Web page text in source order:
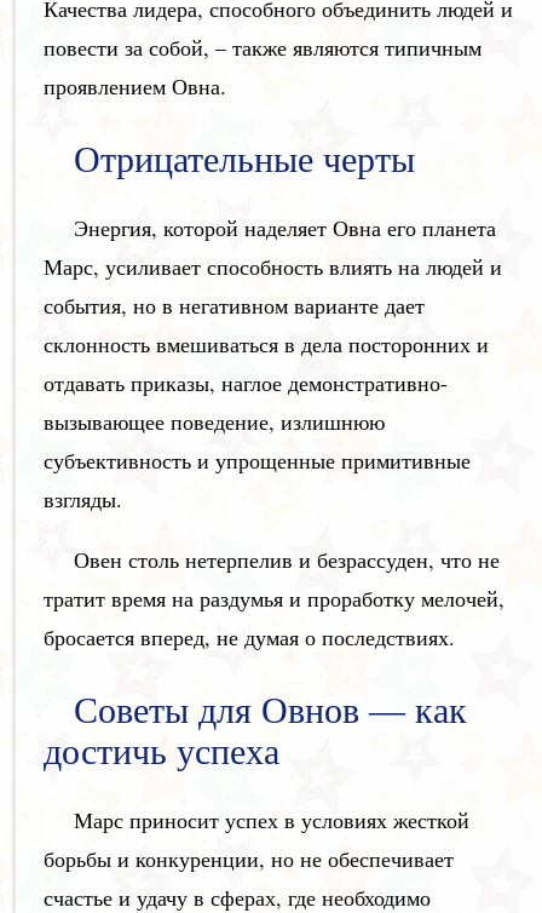
Качества лидера, способного объединить людей и
повести за собой, – также являются типичным
проявлением Овна.
Отрицательные черты
Энергия, которой наделяет Овна его планета
Марс, усиливает способность влиять на людей и
события, но в негативном варианте дает
склонность вмешиваться в дела посторонних и
отдавать приказы, наглое демонстративно-
вызывающее поведение, излишнюю
субъективность и упрощенные примитивные
взгляды.
Овен столь нетерпелив и безрассуден, что не
тратит время на раздумья и проработку мелочей,
бросается вперед, не думая о последствиях.
Советы для Овнов — как
достичь успеха
Марс приносит успех в условиях жесткой
борьбы и конкуренции, но не обеспечивает
счастье и удачу в сферах, где необходимо